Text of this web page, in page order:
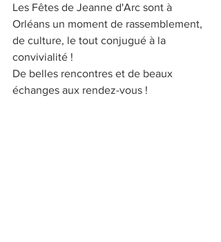
Les Fêtes de Jeanne d'Arc sont à
Orléans un moment de rassemblement,
de culture, le tout conjugué à la
convivialité !
De belles rencontres et de beaux
échanges aux rendez-vous !